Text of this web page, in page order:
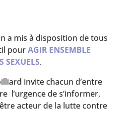
a mis à disposition de tous
pourAGIR ENSEMBLE
SEXUELS.
invite chacun d’entre
l’urgence de s’informer,
acteur de la lutte contre